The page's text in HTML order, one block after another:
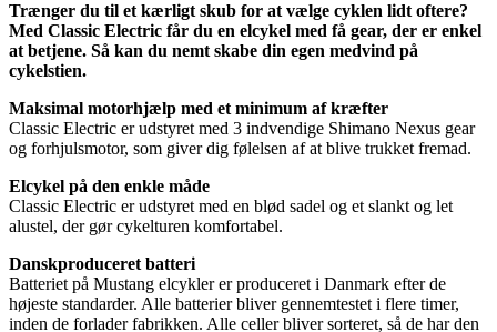
Trænger du til et kærligt skub for at vælge cyklen lidt oftere?
Med Classic Electric får du en elcykel med få gear, der er enkel
at betjene. Så kan du nemt skabe din egen medvind på
cykelstien.
Maksimal motorhjælp med et minimum af kræfter
Classic Electric er udstyret med 3 indvendige Shimano Nexus gear
og forhjulsmotor, som giver dig følelsen af at blive trukket fremad.
Elcykel på den enkle måde
Classic Electric er udstyret med en blød sadel og et slankt og let
alustel, der gør cykelturen komfortabel.
Danskproduceret batteri
Batteriet på Mustang elcykler er produceret i Danmark efter de
højeste standarder. Alle batterier bliver gennemtestet i flere timer,
inden de forlader fabrikken. Alle celler bliver sorteret, så de har den